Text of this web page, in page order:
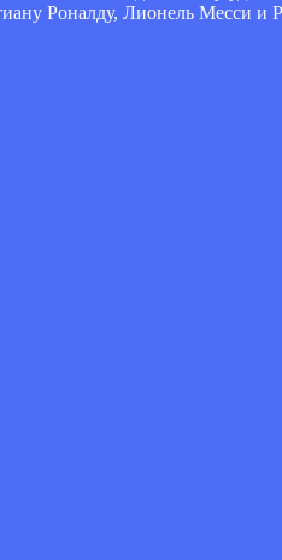
Роналду, Лионель Месси и